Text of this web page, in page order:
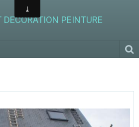
DECORATION PEINTURE